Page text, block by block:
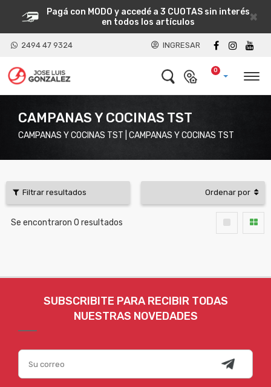
×
Pagá con MODO y accedé a 3 CUOTAS sin interés
en todos los artículos
2494 47 9324 INGRESAR
0
CAMPANAS Y COCINAS TST
CAMPANAS Y COCINAS TST | CAMPANAS Y COCINAS TST
Filtrar resultados Ordenar por
Se encontraron 0 resultados
SUBSCRIBITE PARA RECIBIR TODAS
NUESTRAS NOVEDADES